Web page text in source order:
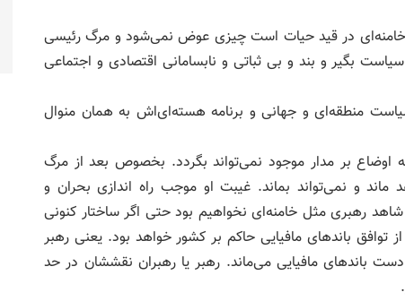
خامنه‌ای در قید حیات است چیزی عوض نمی‌شود و مرگ رئیسی
بگیر و بند و بی ثباتی و نابسامانی اقتصادی و اجتماعی
منطقه‌ای و جهانی و برنامه هسته‌ای‌اش به همان منوال
بر مدار موجود نمی‌تواند بگردد. بخصوص بعد از مرگ
و نمی‌تواند بماند‌‌. غیبت او موجب راه اندازی بحران و
رهبری مثل خامنه‌ای نخواهیم بود حتی اگر ساختار کنونی
توافق باندهای مافیایی حاکم بر کشور خواهد بود. یعنی رهبر
باندهای مافیایی می‌ماند. رهبر یا رهبران نقششان در حد